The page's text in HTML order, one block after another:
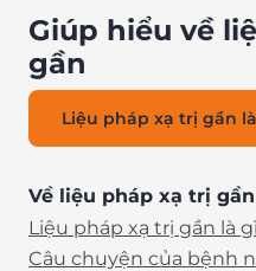
Giúp hiểu về
gần
Liệu pháp xạ trị gần
Về liệu pháp xạ trị gần
Liệu pháp xạ trị gần là
Câu chuyện của bệnh